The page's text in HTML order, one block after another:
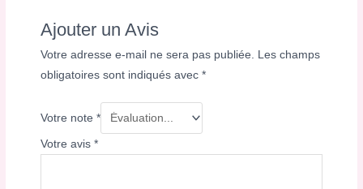
Ajouter un Avis
Votre adresse e-mail ne sera pas publiée.
Les champs
obligatoires sont indiqués avec*
Votre note*
Votre avis*